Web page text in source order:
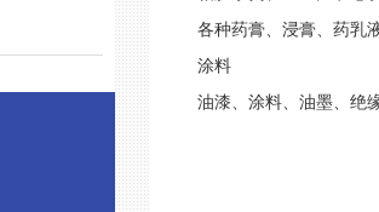
各种药膏、浸膏、药乳
涂料
油漆、涂料、油墨、绝